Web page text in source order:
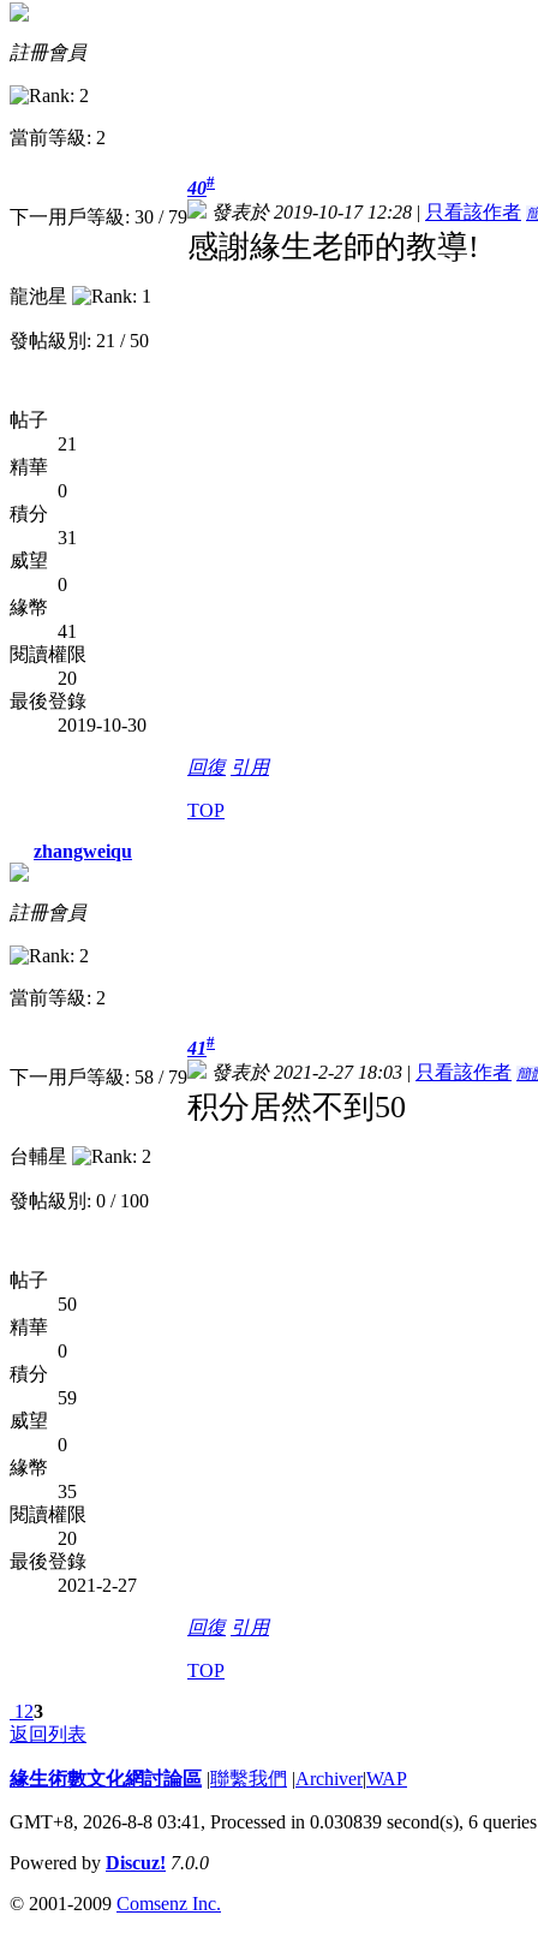
註冊會員
當前等級: 2
下一用戶等級: 30 / 79
龍池星
發帖級別: 21 / 50
帖子
21
精華
0
積分
31
威望
0
緣幣
41
閱讀權限
20
最後登錄
2019-10-30
40#
發表於 2019-10-17 12:28 | 只看該作者
感謝緣生老師的教導!
回復 引用
TOP
zhangweiqu
註冊會員
當前等級: 2
下一用戶等級: 58 / 79
台輔星
發帖級別: 0 / 100
帖子
50
精華
0
積分
59
威望
0
緣幣
35
閱讀權限
20
最後登錄
2021-2-27
41#
發表於 2021-2-27 18:03 | 只看該作者 簡
积分居然不到50
回復 引用
TOP
1 23
返回列表
緣生術數文化網討論區 |聯繫我們 |Archiver|WAP
GMT+8, 2026-8-8 03:41, Processed in 0.030839 second(s), 6 queries
Powered by Discuz! 7.0.0
© 2001-2009 Comsenz Inc.